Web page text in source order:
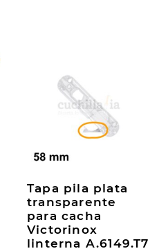
Tapa pila plata
transparente
para cacha
Victorinox
linterna A.6149.T7